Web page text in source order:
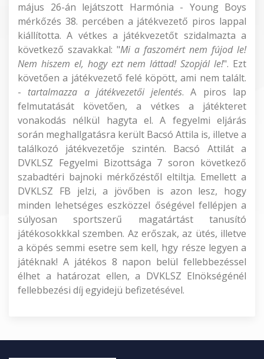
május 26-án lejátszott Harmónia - Young Boys
mérkőzés 38. percében a játékvezető piros lappal
kiállította. A vétkes a játékvezetőt szidalmazta a
következő szavakkal: "Mi a faszomért nem fújod le!
Nem hiszem el, hogy ezt nem láttad! Szopjál le!". Ezt
követően a játékvezető felé köpött, ami nem talált.
- tartalmazza a játékvezetői jelentés. A piros lap
felmutatását követően, a vétkes a játékteret
vonakodás nélkül hagyta el. A fegyelmi eljárás
során meghallgatásra került Bacsó Attila is, illetve a
találkozó játékvezetője szintén. Bacsó Attilát a
DVKLSZ Fegyelmi Bizottsága 7 soron következő
szabadtéri bajnoki mérkőzéstől eltiltja. Emellett a
DVKLSZ FB jelzi, a jövőben is azon lesz, hogy
minden lehetséges eszközzel őségével fellépjen a
súlyosan sportszerű magatártást tanusító
játékosokkkal szemben. Az erőszak, az ütés, illetve
a köpés semmi esetre sem kell, hgy része legyen a
játéknak! A játékos 8 napon belül fellebbezéssel
élhet a határozat ellen, a DVKLSZ Elnökségénél
fellebbezési díj egyidejü befizetésével.